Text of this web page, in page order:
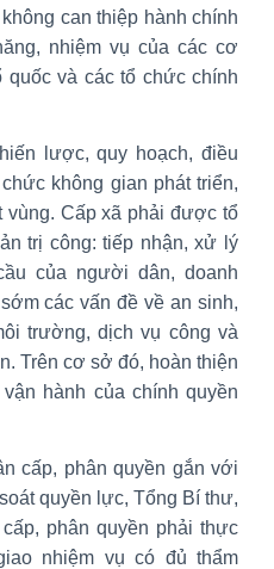
can thiệp hành chính
nhiệm vụ của các cơ
và các tổ chức chính
lược, quy hoạch, điều
không gian phát triển,
vùng. Cấp xã phải được tổ
trị công: tiếp nhận, xử lý
của người dân, doanh
các vấn đề về an sinh,
trường, dịch vụ công và
Trên cơ sở đó, hoàn thiện
hành của chính quyền
cấp, phân quyền gắn với
quyền lực, Tổng Bí thư,
phân quyền phải thực
nhiệm vụ có đủ thẩm